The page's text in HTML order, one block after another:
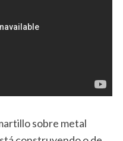
sobre metal